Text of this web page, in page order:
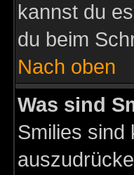
kannst du
du beim
Nach oben
Was sind
Smilies sind